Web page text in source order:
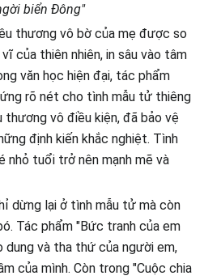
biển Đông"
thương vô bờ của mẹ được so
của thiên nhiên, in sâu vào tâm
văn học hiện đại, tác phẩm
rõ nét cho tình mẫu tử thiêng
thương vô điều kiện, đã bảo vệ
định kiến khắc nghiệt. Tình
nhỏ tuổi trở nên mạnh mẽ và
dừng lại ở tình mẫu tử mà còn
Tác phẩm "Bức tranh của em
dung và tha thứ của người em,
của mình. Còn trong "Cuộc chia